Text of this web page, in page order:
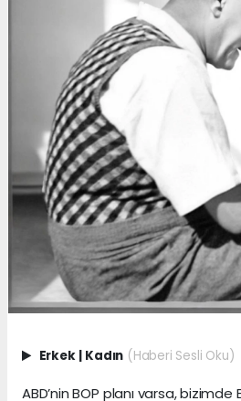
Erkek Kadın (Haberi Sesli Oku)
ABD’nin BOP planı varsa, bizimde